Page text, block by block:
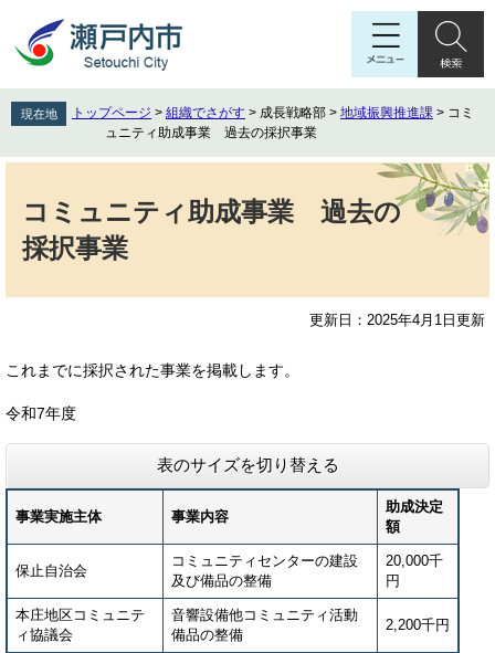
先
頭
を
飛
現在地 トップページ > 組織でさがす > 成長戦略部 > 地域振興推進課 > コミ
ュニティ助成事業 過去の採択事業
コミュニティ助成事業 過去の
採択事業
更新日：2025年4月1日更新
これまでに採択された事業を掲載します。
令和7年度
表のサイズを切り替える
事業実施主体 事業内容
助成決定
額
保止自治会
コミュニティセンターの建設
及び備品の整備
20,000千
円
本庄地区コミュニテ
ィ協議会
音響設備他コミュニティ活動
備品の整備
2,200千円